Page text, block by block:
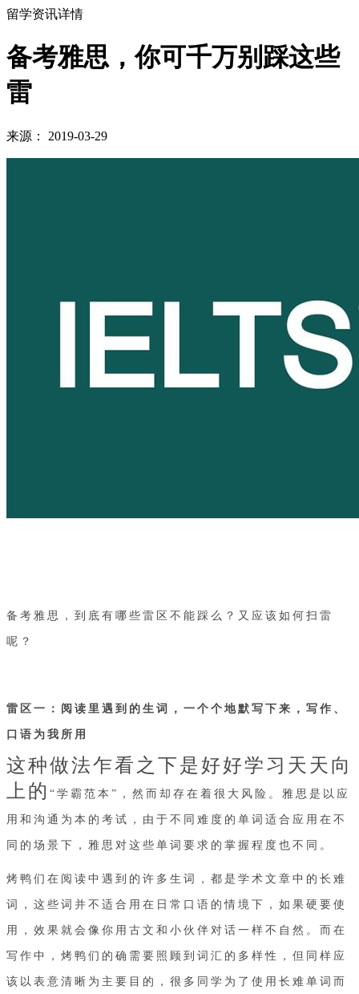
留学资讯详情
备考雅思，你可千万别踩这些
雷
来源： 2019-03-29
备考雅思，到底有哪些雷区不能踩么？又应该如何扫雷
呢？
雷区一：阅读里遇到的生词，一个个地默写下来，写作、
口语为我所用
这种做法乍看之下是好好学习天天向
上的 “学霸范本”，然而却存在着很大风险。雅思是以应
用和沟通为本的考试，由于不同难度的单词适合应用在不
同的场景下，雅思对这些单词要求的掌握程度也不同。
烤鸭们在阅读中遇到的许多生词，都是学术文章中的长难
词，这些词并不适合用在日常口语的情境下，如果硬要使
用，效果就会像你用古文和小伙伴对话一样不自然。而在
写作中，烤鸭们的确需要照顾到词汇的多样性，但同样应
该以表意清晰为主要目的，很多同学为了使用长难单词而